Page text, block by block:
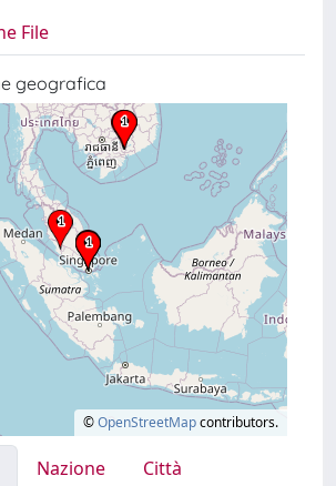
File
geografica
©OpenStreetMapcontributors.
Nazione
Città